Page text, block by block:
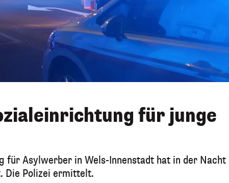
für junge
für Asylwerber in Wels-Innenstadt hat in der Nacht
Die Polizei ermittelt.